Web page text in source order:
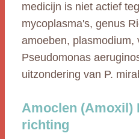
medicijn is niet actief
mycoplasma's, genus
amoeben, plasmodium,
Pseudomonas
uitzondering van P.
Amoclen (Amoxil)
richting